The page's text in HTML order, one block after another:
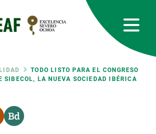
TODO LISTO PARA EL CONGRESO
SIBECOL, LA NUEVA SOCIEDAD IBÉRICA